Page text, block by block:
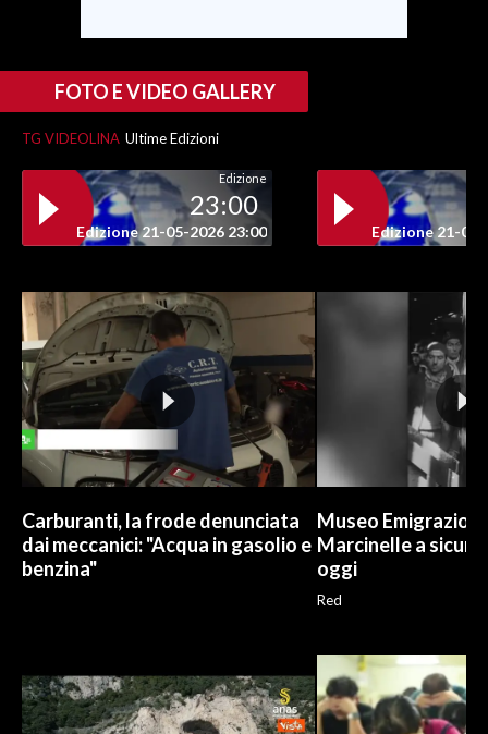
FOTO E VIDEO GALLERY
TG VIDEOLINA Ultime Edizioni
Edizione
23:00
Edizione 21-05-2026 23:00 Edizione 21-05-
Carburanti, la frode denunciata
dai meccanici: "Acqua in gasolio e
benzina"
Museo
Marcinelle a
oggi
Red